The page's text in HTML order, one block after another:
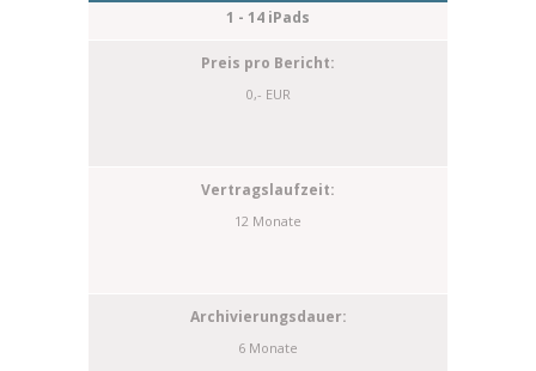
1 - 14 iPads
0,- EUR
12 Monate
6 Monate